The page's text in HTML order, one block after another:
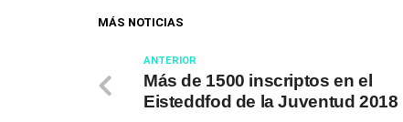
MÁS NOTICIAS
ANTERIOR
Más de 1500 inscriptos en el
Eisteddfod de la Juventud 2018